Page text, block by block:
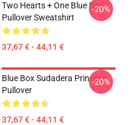
Two Hearts + One Blue Box
Pullover Sweatshirt
37,67 € - 44,11 €
-20%
Blue Box Sudadera Princesa
Pullover
37,67 € - 44,11 €
-20%